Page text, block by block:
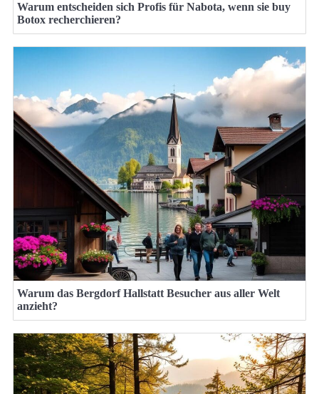
Warum entscheiden sich Profis für Nabota, wenn sie buy
Botox recherchieren?
Warum das Bergdorf Hallstatt Besucher aus aller Welt
anzieht?